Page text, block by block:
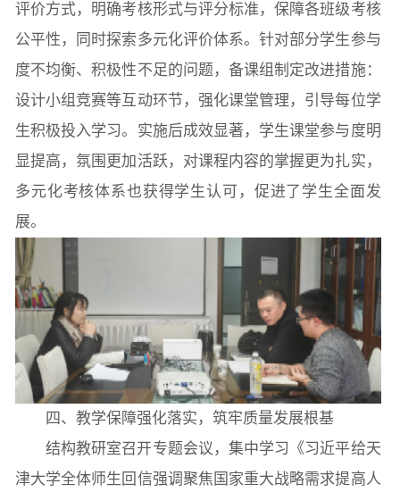
评价方式，明确考核形式与评分标准，保障各班级考核
公平性，同时探索多元化评价体系。针对部分学生参与
度不均衡、积极性不足的问题，备课组制定改进措施：
设计小组竞赛等互动环节，强化课堂管理，引导每位学
生积极投入学习。实施后成效显著，学生课堂参与度明
显提高，氛围更加活跃，对课程内容的掌握更为扎实，
多元化考核体系也获得学生认可，促进了学生全面发
展。
四、教学保障强化落实，筑牢质量发展根基
结构教研室召开专题会议，集中学习《习近平给天
津大学全体师生回信强调聚焦国家重大战略需求提高人